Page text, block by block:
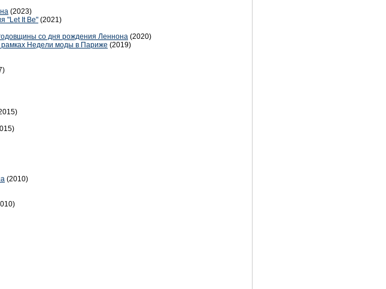
(2023)
"Let It Be" (2021)
со дня рождения Леннона (2020)
Недели моды в Париже (2019)
(2010)